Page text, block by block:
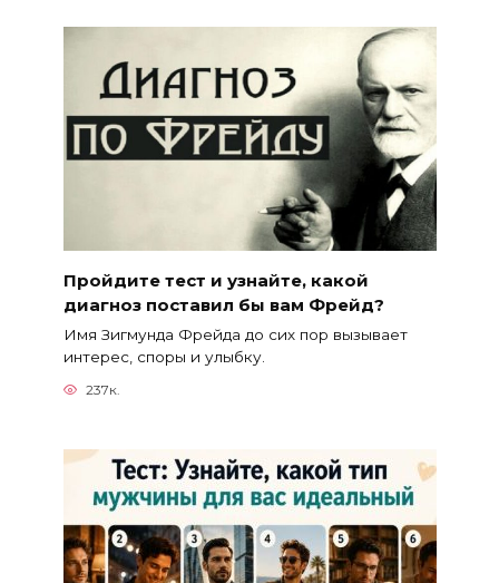
Пройдите тест и узнайте, какой
диагноз поставил бы вам Фрейд?
Имя Зигмунда Фрейда до сих пор вызывает
интерес, споры и улыбку.
237к.